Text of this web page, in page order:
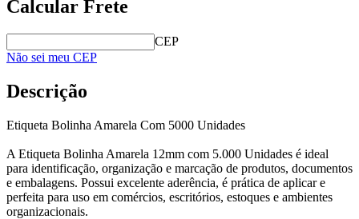
Calcular Frete
CEP
Não sei meu CEP
Descrição
Etiqueta Bolinha Amarela Com 5000 Unidades
A Etiqueta Bolinha Amarela 12mm com 5.000 Unidades é ideal
para identificação, organização e marcação de produtos, documentos
e embalagens. Possui excelente aderência, é prática de aplicar e
perfeita para uso em comércios, escritórios, estoques e ambientes
organizacionais.